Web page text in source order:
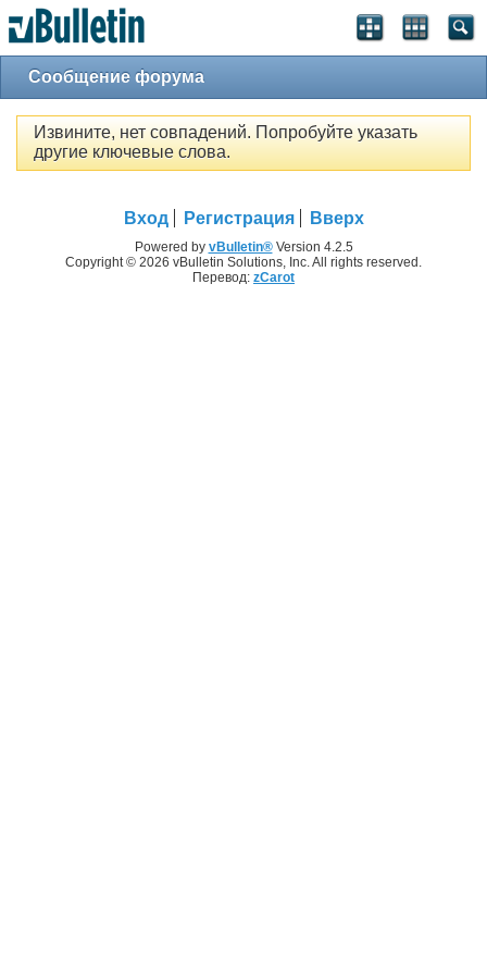
Сообщение форума
Извините, нет совпадений. Попробуйте указать
другие ключевые слова.
Вход Регистрация Вверх
Powered by vBulletin®Version 4.2.5
Copyright © 2026 vBulletin Solutions, Inc. All rights reserved.
Перевод: zCarot